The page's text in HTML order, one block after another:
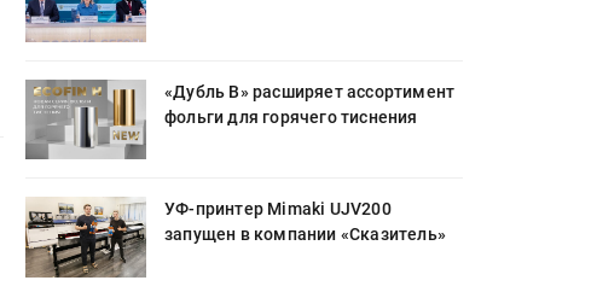
«Дубль В» расширяет ассортимент
фольги для горячего тиснения
УФ-принтер Mimaki UJV200
запущен в компании «Сказитель»